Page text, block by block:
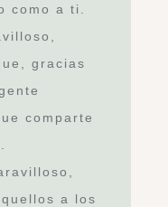
como a ti.
gracias
comparte
a los